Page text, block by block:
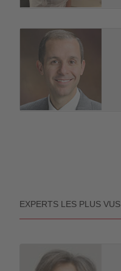
EXPERTS LES PLUS VUS